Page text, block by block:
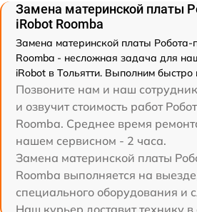
Замена материнской платы
iRobot Roomba
Замена материнской платы Робота-
Roomba - несложная задача для
iRobot в Тольятти. Выполним быстро
Позвоните нам и наш
и озвучит стоимость работ
Roomba. Среднее время
нашем сервисном - 2 часа.
Замена материнской платы
Roomba выполняется на
специального оборудования и
Наш курьер доставит технику